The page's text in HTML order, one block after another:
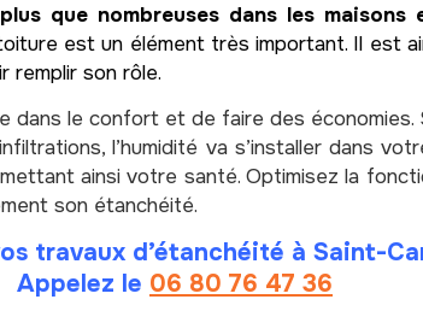
que nombreuses dans les
est un élément très important. Il est
remplir son rôle.
dans le confort et de faire des économies.
l’humidité va s’installer dans
ainsi votre santé. Optimisez la
son étanchéité.
travaux d’étanchéité à Saint-
Appelez le 06 80 76 47 36